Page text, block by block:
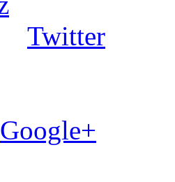
Twitter
Google+